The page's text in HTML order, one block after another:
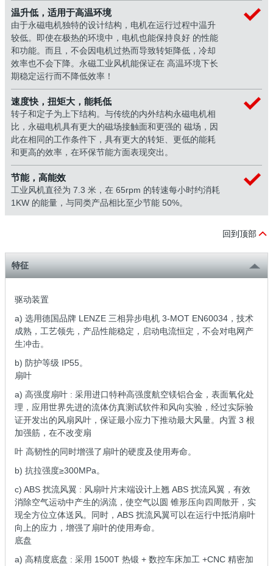
温升低，适用于高温环境
由于永磁电机独特的设计结构，电机在运行过程中温升
较低。即使在极热的环境中，电机也能保持良好 的性能
和功能。而且，不会因电机过热而导致转矩降低，冷却
效率也不会下降。永磁工业风机能保证在 高温环境下长
期稳定运行而不降低效率！
速度快，扭矩大，能耗低
转子和定子为上下结构。与传统的内外结构永磁电机相
比，永磁电机具有更大的磁场接触面和更强的 磁场，因
此在相同的工作条件下，具有更大的转矩、更低的能耗
和更高的效率，在环保节能方面表现突出。
节能，高能效
工业风机直径为 7.3 米，在 65rpm 的转速每小时约消耗
1KW 的能量，与同类产品相比至少节能 50%。
回到顶部
特征
驱动装置
a) 选用德国品牌 LENZE 三相异步电机 3-MOT EN60034，技术
成熟，工艺领先，产品性能稳定，启动电流恒定，不会对电网产
生冲击。
b) 防护等级 IP55。
扇叶
a) 高强度扇叶 : 采用进口特种高强度航空镁铝合金，表面氧化处
理，应用世界先进的流体仿真测试软件和风向实验，经过实际验
证开发出的风扇风叶，保证最小应力下推动最大风量。内置 3 根
加强筋，在不改变扇
叶 高韧性的同时增强了扇叶的硬度及使用寿命。
b) 抗拉强度≥300MPa。
c) ABS 扰流风翼 : 风扇叶片末端设计上翘 ABS 扰流风翼，有效
消除空气运动中产生的涡流，使空气以圆 锥形压向四周散开，实
现全方位立体送风。同时，ABS 扰流风翼可以在运行中抵消扇叶
向上的应力，增强了扇叶的使用寿命。
底盘
a) 高精度底盘 : 采用 1500T 热锻 + 数控车床加工 +CNC 精密加